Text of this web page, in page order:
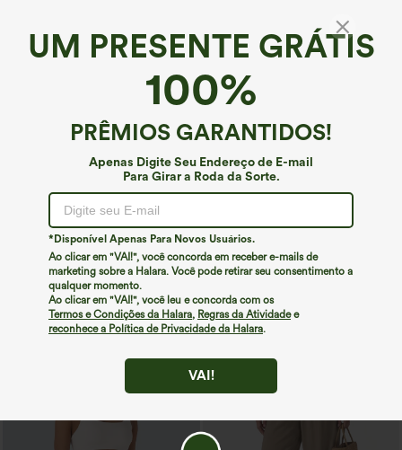
UM PRESENTE GRÁTIS
100%
PRÊMIOS GARANTIDOS!
Apenas Digite Seu Endereço de E-mail
Para Girar a Roda da Sorte.
*Disponível Apenas Para Novos Usuários.
Ao clicar em "VAI!", você concorda em receber e-mails de
marketing sobre a Halara. Você pode retirar seu consentimento a
qualquer momento.
Ao clicar em "VAI!", você leu e concorda com os
Termos e Condições da Halara, Regras da Atividadee
reconhece a Política de Privacidade da Halara.
VAI!
€26,95 EUR €31,95 EUR
Compre 2 por €52,62 EUR, 4 por
€105,24 EUR
Halara Flex™ calças de trabalho em
waffle, de cintura alta, com bolsos e
perna larga
+21
€31,95 EUR
Compre 2 por €52,62 EUR, 4 por
€105,24 EUR
de cintura alta – modeladores, levantam
os glúteos, controlam a barriga e têm
bolsos